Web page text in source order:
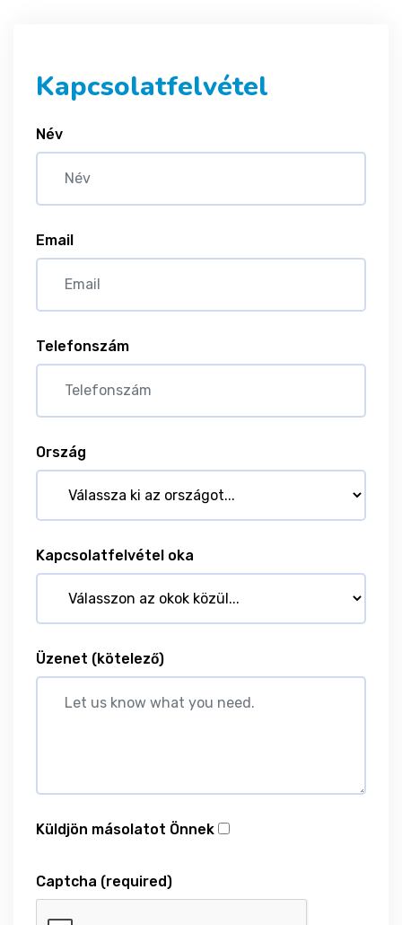
Kapcsolatfelvétel
Név
Email
Telefonszám
Ország
Kapcsolatfelvétel oka
Üzenet (kötelező)
Küldjön másolatot Önnek
Captcha (required)